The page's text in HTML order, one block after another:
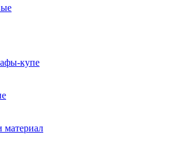
купе
материал